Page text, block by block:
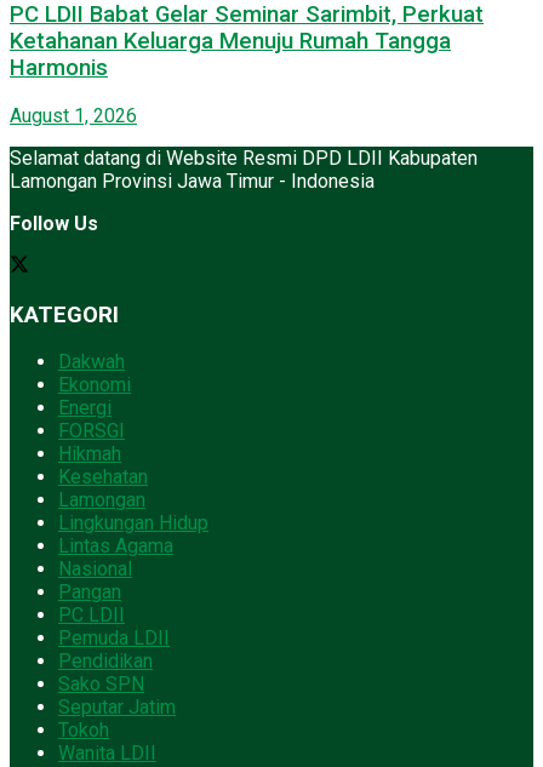
PC LDII Babat Gelar Seminar Sarimbit, Perkuat
Ketahanan Keluarga Menuju Rumah Tangga
Harmonis
August 1, 2026
Selamat datang di Website Resmi DPD LDII Kabupaten
Lamongan Provinsi Jawa Timur - Indonesia
Follow Us
KATEGORI
Dakwah
Ekonomi
Energi
FORSGI
Hikmah
Kesehatan
Lamongan
Lingkungan Hidup
Lintas Agama
Nasional
Pangan
PC LDII
Pemuda LDII
Pendidikan
Sako SPN
Seputar Jatim
Tokoh
Wanita LDII